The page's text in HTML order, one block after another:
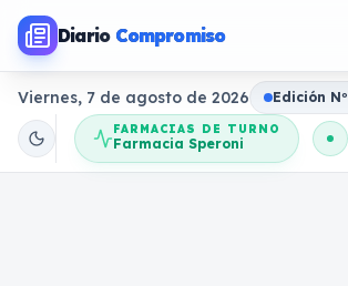
Diario Compromiso
Viernes, 7 de agosto de 2026 Edición No
FARMACIAS DE TURNO
Farmacia Speroni